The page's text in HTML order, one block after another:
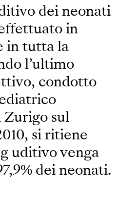
dei neonati
in
in tutta la
l’ultimo
condotto
sul
si ritiene
uditivo venga
dei neonati.